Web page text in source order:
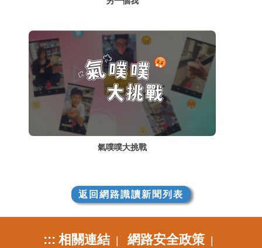
氣噗噗大挑戰
返回網路識讀新聞列表
::: 相關連結| 網路安全政策|